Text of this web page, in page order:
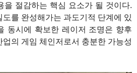
을 절감하는 핵심 요소가 될 것이다.
를 완성해가는 과도기적 단계에 있
동시에 확보한 레이저 조명은 향후
의 게임 체인저로서 충분한 가능성